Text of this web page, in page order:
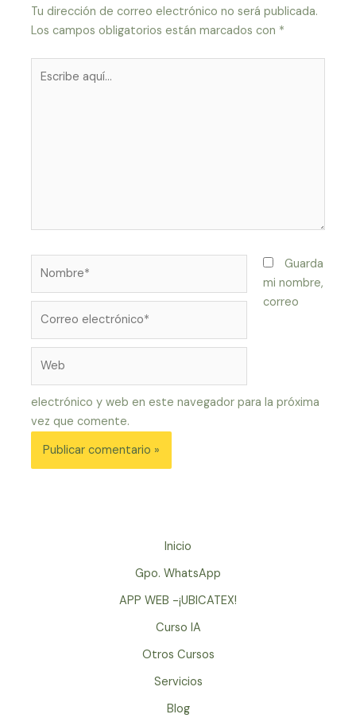
Tu dirección de correo electrónico no será publicada.
Los campos obligatorios están marcados con *
aquí...
Guarda
mi nombre,
correo
electrónico y web en este navegador para la próxima
vez que comente.
Inicio
Gpo. WhatsApp
APP WEB -¡UBICATEX!
Curso IA
Otros Cursos
Servicios
Blog